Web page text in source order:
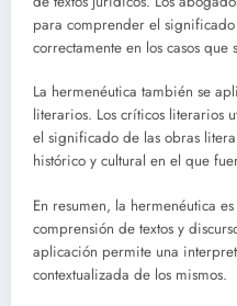
para comprender el
correctamente en los casos que
La hermenéutica también se
literarios. Los críticos literarios
el significado de las obras
histórico y cultural en el que
En resumen, la hermenéutica
comprensión de textos y
aplicación permite una
contextualizada de los mismos.